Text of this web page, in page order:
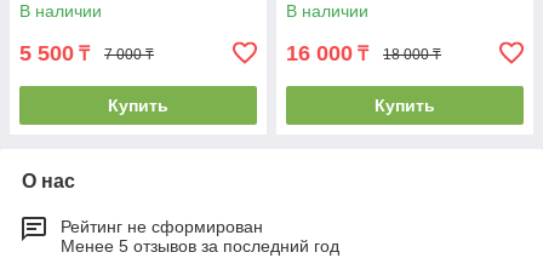
В наличии
5 500 ₸ 7 000 ₸
Купить
В наличии
16 000 ₸ 18 000 ₸
Купить
О нас
Рейтинг не сформирован
Менее 5 отзывов за последний год